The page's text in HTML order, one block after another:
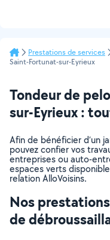
Prestations de services
Saint-Fortunat-sur-Eyrieux
Tondeur de
sur-Eyrieux :
Afin de bénéficier d’un
pouvez confier vos
entreprises ou auto-
espaces verts
relation AlloVoisins.
Nos
de